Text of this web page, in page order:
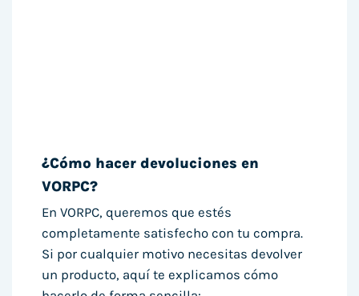
¿Cómo hacer devoluciones en
VORPC?
En VORPC, queremos que estés
completamente satisfecho con tu compra.
Si por cualquier motivo necesitas devolver
un producto, aquí te explicamos cómo